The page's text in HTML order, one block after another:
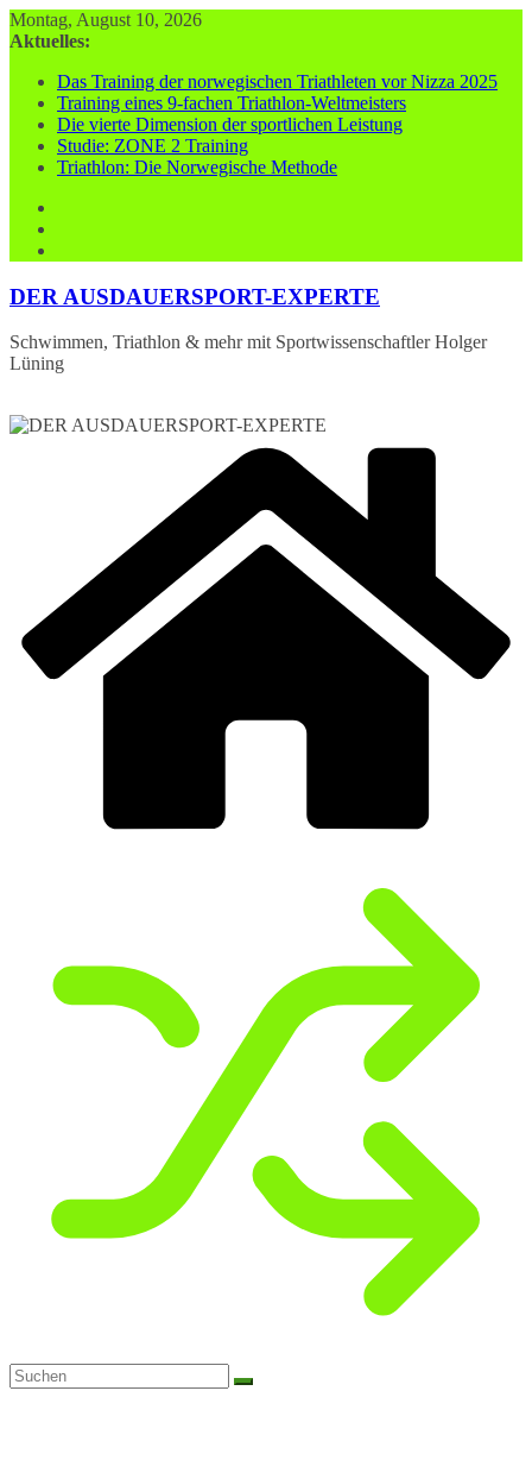
Zum
Inhalt
Montag, August 10, 2026
Aktuelles:
Das Training der norwegischen Triathleten vor Nizza 2025
Training eines 9-fachen Triathlon-Weltmeisters
Die vierte Dimension der sportlichen Leistung
Studie: ZONE 2 Training
Triathlon: Die Norwegische Methode
DER AUSDAUERSPORT-EXPERTE
Schwimmen, Triathlon & mehr mit Sportwissenschaftler Holger
Lüning